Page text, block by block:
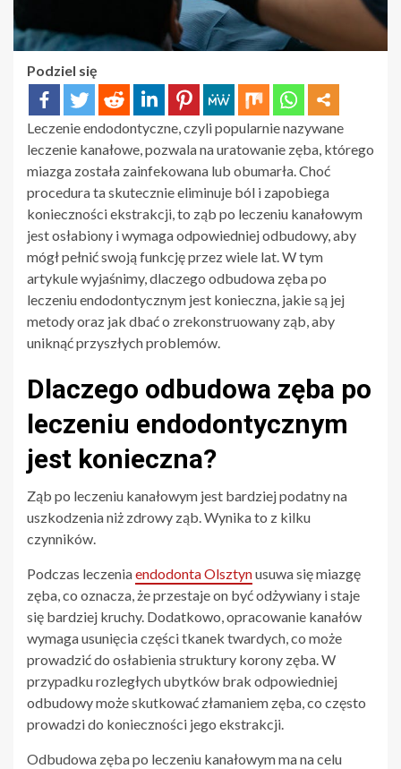
Podziel się
Leczenie endodontyczne, czyli popularnie nazywane
leczenie kanałowe, pozwala na uratowanie zęba, którego
miazga została zainfekowana lub obumarła. Choć
procedura ta skutecznie eliminuje ból i zapobiega
konieczności ekstrakcji, to ząb po leczeniu kanałowym
jest osłabiony i wymaga odpowiedniej odbudowy, aby
mógł pełnić swoją funkcję przez wiele lat. W tym
artykule wyjaśnimy, dlaczego odbudowa zęba po
leczeniu endodontycznym jest konieczna, jakie są jej
metody oraz jak dbać o zrekonstruowany ząb, aby
uniknąć przyszłych problemów.
Dlaczego odbudowa zęba po
leczeniu endodontycznym
jest konieczna?
Ząb po leczeniu kanałowym jest bardziej podatny na
uszkodzenia niż zdrowy ząb. Wynika to z kilku
czynników.
Podczas leczeniaendodonta Olsztynusuwa się miazgę
zęba, co oznacza, że przestaje on być odżywiany i staje
się bardziej kruchy. Dodatkowo, opracowanie kanałów
wymaga usunięcia części tkanek twardych, co może
prowadzić do osłabienia struktury korony zęba. W
przypadku rozległych ubytków brak odpowiedniej
odbudowy może skutkować złamaniem zęba, co często
prowadzi do konieczności jego ekstrakcji.
Odbudowa zęba po leczeniu kanałowym ma na celu